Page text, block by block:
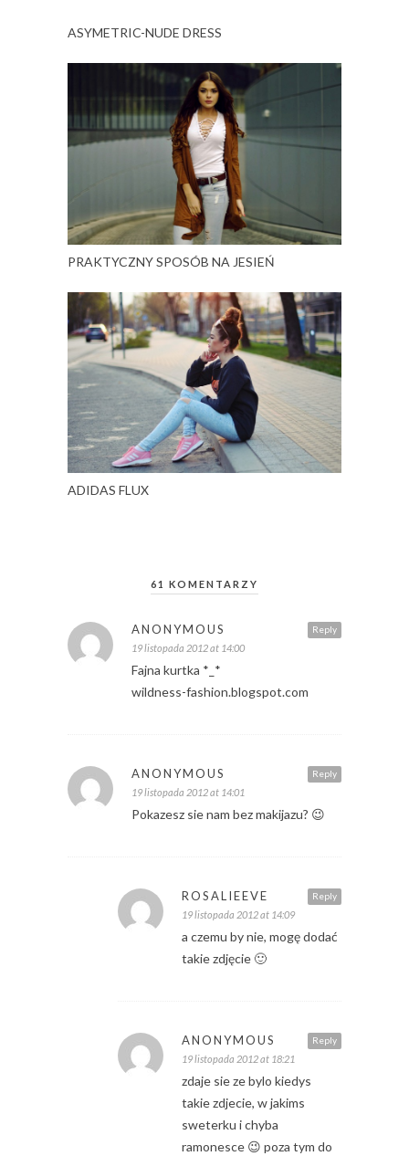
ASYMETRIC-NUDE DRESS
PRAKTYCZNY SPOSÓB NA JESIEŃ
ADIDAS FLUX
61 KOMENTARZY
Reply
ANONYMOUS
19 listopada 2012 at 14:00
Fajna kurtka *_*
wildness-fashion.blogspot.com
Reply
ANONYMOUS
19 listopada 2012 at 14:01
Pokazesz sie nam bez makijazu? 😉
Reply
ROSALIEEVE
19 listopada 2012 at 14:09
a czemu by nie, mogę dodać
takie zdjęcie 🙂
Reply
ANONYMOUS
19 listopada 2012 at 18:21
zdaje sie ze bylo kiedys
takie zdjecie, w jakims
sweterku i chyba
ramonesce 😉 poza tym do